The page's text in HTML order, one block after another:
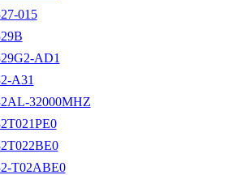
015
AD1
A31
32000MHZ
T02ABE0